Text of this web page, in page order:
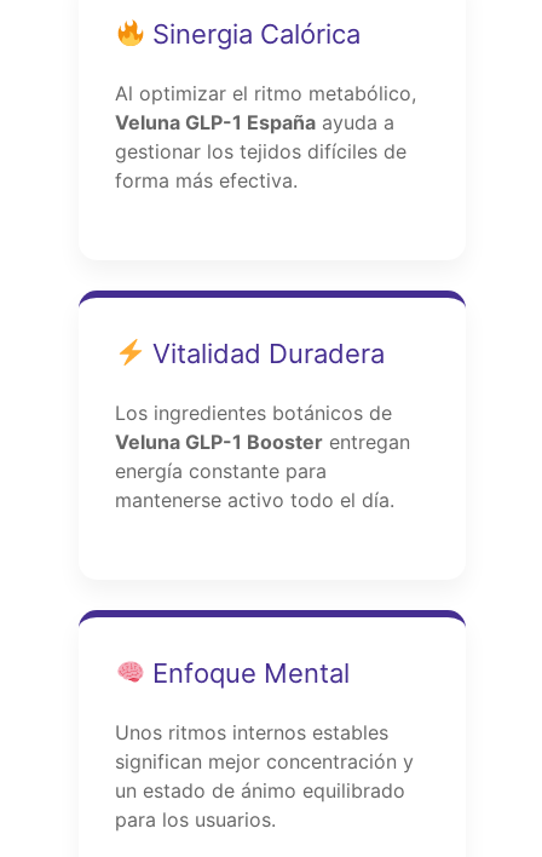
Sinergia Calórica
Al optimizar el ritmo metabólico,
Veluna GLP-1 España ayuda a
gestionar los tejidos difíciles de
forma más efectiva.
Vitalidad Duradera
Los ingredientes botánicos de
Veluna GLP-1 Booster entregan
energía constante para
mantenerse activo todo el día.
Enfoque Mental
Unos ritmos internos estables
significan mejor concentración y
un estado de ánimo equilibrado
para los usuarios.